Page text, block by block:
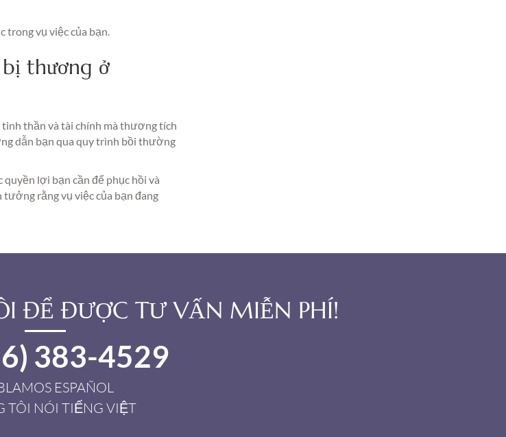
trong vụ việc của bạn.
thương ở
tinh thần và tài chính mà thương tích
dẫn bạn qua quy trình bồi thường
lợi bạn cần để phục hồi và
rằng vụ việc của bạn đang
ĐỂ ĐƯỢC TƯ VẤN MIỄN PHÍ!
383-4529
ESPAÑOL
TÔI NÓI TIẾNG VIỆT